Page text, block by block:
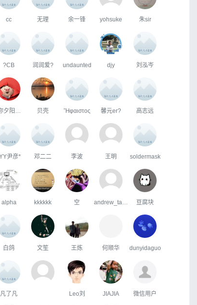
cc 无理 余一锋 yohsuke 朱sir
?CB 润润爱? undaunted djy 刘泓岑
贝壳 Ἥφαιστος 馨元er? 高志远
尹彦* 邓二二 李波 王明 soldermask
alpha kkkkkk 空 豆腐块
白鸽 文笙 王炼 何顺华 dunyidaguo
凡了凡 Leo刘 JIAJIA 微信用户